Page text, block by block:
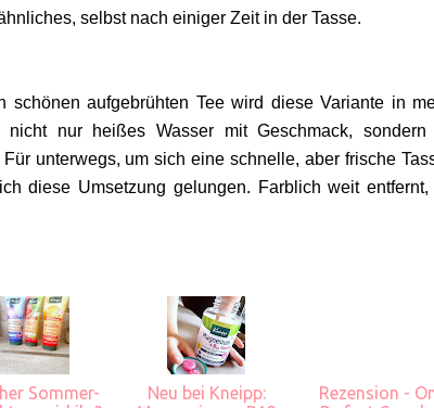
selbst nach einiger Zeit in der Tasse.
aufgebrühten Tee wird diese Variante in
nur heißes Wasser mit Geschmack, sondern
unterwegs, um sich eine schnelle, aber frische
diese Umsetzung gelungen. Farblich weit entfernt,
Sommer-
Neu bei Kneipp:
Rezension -